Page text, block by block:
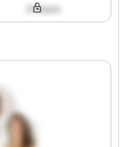
X hours